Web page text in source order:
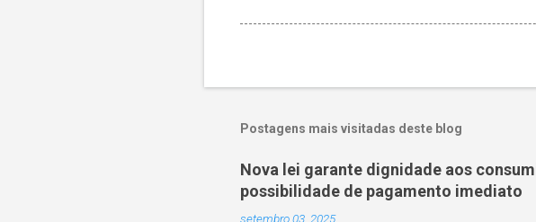
Postagens mais visitadas deste blog
Nova lei garante dignidade aos
possibilidade de pagamento imediato
setembro 03, 2025